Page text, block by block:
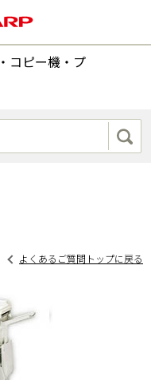
コピー機・プ
よくあるご質問トップに戻る